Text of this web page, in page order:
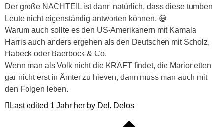
Der große NACHTEIL ist dann natürlich, dass diese tumben
Leute nicht eigenständig antworten können. 😀
Warum auch sollte es den US-Amerikanern mit Kamala
Harris auch anders ergehen als den Deutschen mit Scholz,
Habeck oder Baerbock & Co.
Wenn man als Volk nicht die KRAFT findet, die Marionetten
gar nicht erst in Ämter zu hieven, dann muss man auch mit
den Folgen leben.
Last edited 1 Jahr her by Del. Delos